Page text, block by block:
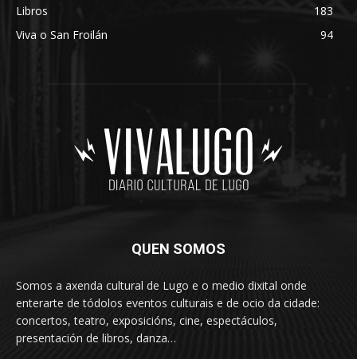
Libros
183
Viva o San Froilán
94
QUEN SOMOS
Somos a axenda cultural de Lugo e o medio dixital onde
enterarte de tódolos eventos culturais e de ocio da cidade:
concertos, teatro, exposicións, cine, espectáculos,
presentación de libros, danza…